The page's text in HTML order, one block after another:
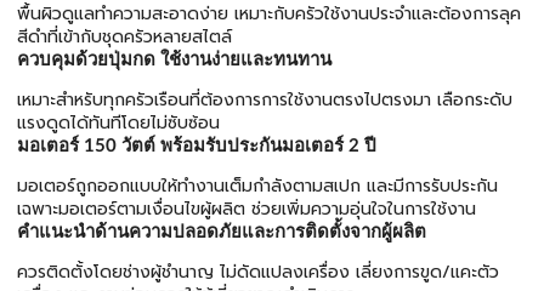
พื้นผิวดูแลทำความสะอาดง่าย เหมาะกับครัวใช้งานประจำและต้องการลุค
สีดำที่เข้ากับชุดครัวหลายสไตล์
ควบคุมด้วยปุ่มกด ใช้งานง่ายและทนทาน
เหมาะสำหรับทุกครัวเรือนที่ต้องการการใช้งานตรงไปตรงมา เลือกระดับ
แรงดูดได้ทันทีโดยไม่ซับซ้อน
มอเตอร์ 150 วัตต์ พร้อมรับประกันมอเตอร์ 2 ปี
มอเตอร์ถูกออกแบบให้ทำงานเต็มกำลังตามสเปก และมีการรับประกัน
เฉพาะมอเตอร์ตามเงื่อนไขผู้ผลิต ช่วยเพิ่มความอุ่นใจในการใช้งาน
คำแนะนำด้านความปลอดภัยและการติดตั้งจากผู้ผลิต
ควรติดตั้งโดยช่างผู้ชำนาญ ไม่ดัดแปลงเครื่อง เลี่ยงการขูด/แคะตัว